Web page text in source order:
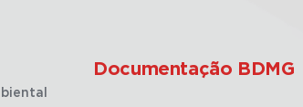
Documentação BDMG